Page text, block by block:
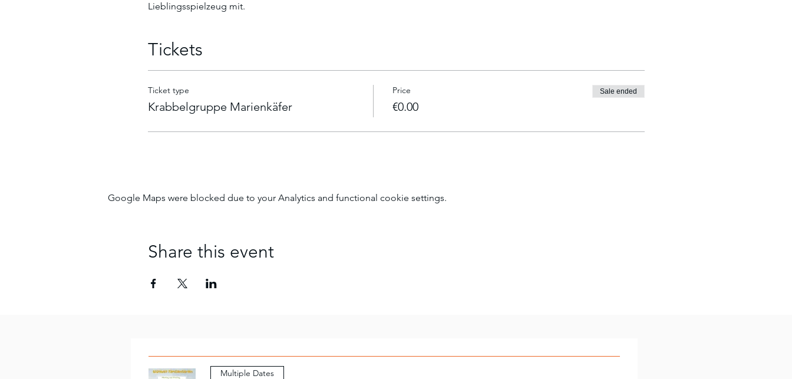
Lieblingsspielzeug mit.
Tickets
Ticket type
Krabbelgruppe Marienkäfer
Price
€0.00
Sale ended
Google Maps were blocked due to your Analytics and functional cookie settings.
Share this event
Multiple Dates